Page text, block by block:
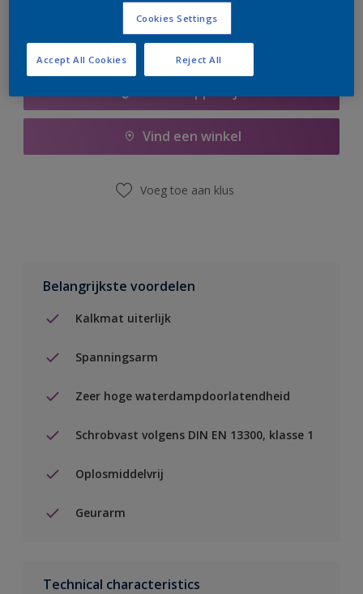
Vind een winkel
Voeg toe aan klus
Belangrijkste voordelen
Kalkmat uiterlijk
Spanningsarm
Zeer hoge waterdampdoorlatendheid
Schrobvast volgens DIN EN 13300, klasse 1
Oplosmiddelvrij
Geurarm
Technical characteristics
Cookies Settings
Reject All
Accept All Cookies